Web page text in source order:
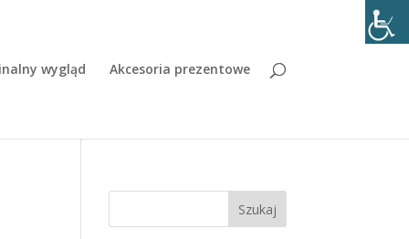
wygląd Akcesoria prezentowe
Szukaj